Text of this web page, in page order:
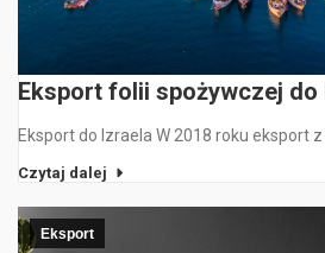
Eksport folii spożywczej do
Eksport do Izraela W 2018 roku eksport z
Czytaj dalej
Eksport